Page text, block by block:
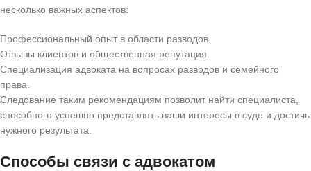
несколько важных аспектов:
Профессиональный опыт в области разводов.
Отзывы клиентов и общественная репутация.
Специализация адвоката на вопросах разводов и семейного
права.
Следование таким рекомендациям позволит найти специалиста,
способного успешно представлять ваши интересы в суде и достичь
нужного результата.
Способы связи с адвокатом